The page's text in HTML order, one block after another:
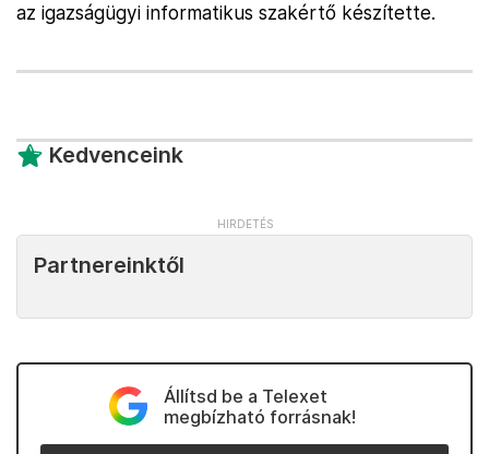
az igazságügyi informatikus szakértő készítette.
Kedvenceink
Partnereinktől
Állítsd be a Telexet
megbízható forrásnak!